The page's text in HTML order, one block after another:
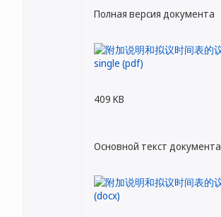
Полная версия документа
409 KB
Основной текст документа